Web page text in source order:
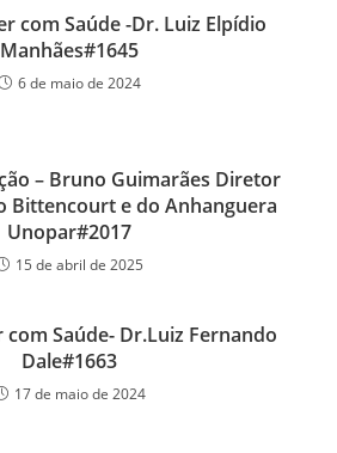
com Saúde -Dr. Luiz Elpídio
Manhães#1645
6 de maio de 2024
– Bruno Guimarães Diretor
Bittencourt e do Anhanguera
Unopar#2017
15 de abril de 2025
Saúde- Dr.Luiz Fernando
Dale#1663
17 de maio de 2024